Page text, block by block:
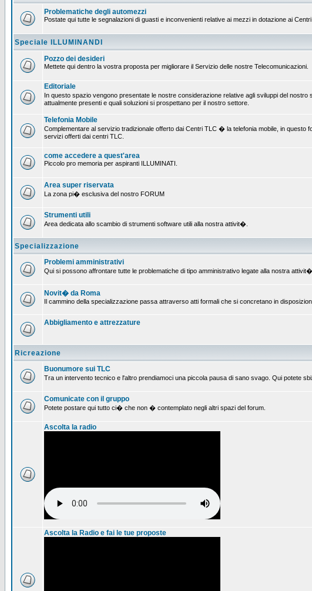
Problematiche degli automezzi
Postate qui tutte le segnalazioni di guasti e inconvenienti relative ai mezzi in dotazione ai Centri
Speciale ILLUMINANDI
Pozzo dei desideri
Mettete qui dentro la vostra proposta per migliorare il Servizio delle nostre Telecomunicazioni.
Editoriale
In questo spazio vengono presentate le nostre considerazione relative agli sviluppi del
attualmente presenti e quali soluzioni si prospettano per il nostro settore.
Telefonia Mobile
Complementare al servizio tradizionale offerto dai Centri TLC � la telefonia mobile, in
servizi offerti dai centri TLC.
come accedere a quest'area
Piccolo pro memoria per aspiranti ILLUMINATI.
Area super riservata
La zona pi� esclusiva del nostro FORUM
Strumenti utili
Area dedicata allo scambio di strumenti software utili alla nostra attivit�.
Specializzazione
Problemi amministrativi
Qui si possono affrontare tutte le problematiche di tipo amministrativo legate alla nostra
Novit� da Roma
Il cammino della specializzazione passa attraverso atti formali che si concretano in
Abbigliamento e attrezzature
Ricreazione
Buonumore sui TLC
Tra un intervento tecnico e l'altro prendiamoci una piccola pausa di sano svago. Qui potete
Comunicate con il gruppo
Potete postare qui tutto ci� che non � contemplato negli altri spazi del forum.
Ascolta la radio
Ascolta la Radio e fai le tue proposte